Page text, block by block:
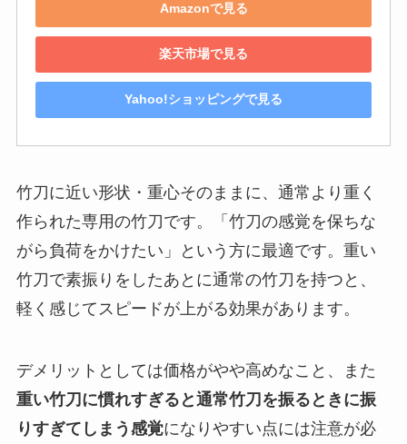
Amazonで見る
楽天市場で見る
Yahoo!ショッピングで見る
竹刀に近い形状・重心そのままに、通常より重く
作られた専用の竹刀です。「竹刀の感覚を保ちな
がら負荷をかけたい」という方に最適です。重い
竹刀で素振りをしたあとに通常の竹刀を持つと、
軽く感じてスピードが上がる効果があります。
デメリットとしては価格がやや高めなこと、また
重い竹刀に慣れすぎると通常竹刀を振るときに振
りすぎてしまう感覚になりやすい点には注意が必